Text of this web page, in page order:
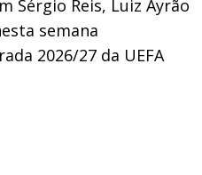
Sérgio Reis, Luiz Ayrão
semana
2026/27 da UEFA